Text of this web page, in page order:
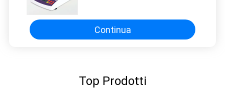
Continua
Top Prodotti